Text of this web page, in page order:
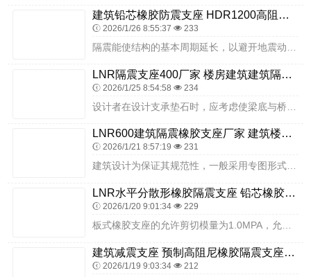
建筑铅芯橡胶防震支座 HDR1200高阻尼橡胶隔震支座什么价格 FPS-AS2A隔震支座源头工厂
2026/1/26 8:55:37 233
LNR隔震支座400厂家 楼房建筑建筑隔震支座 建筑橡胶组合隔震支座厂家
2026/1/25 8:54:58 234
LNR600建筑隔震橡胶支座厂家 建筑楼梯减震支座生产厂家 建筑铅芯防震支座厂商厂家
2026/1/21 8:57:19 231
建筑设计为保证其规范性，一般采用专图形式进行设计，各设计院在设计中直接根据实际情况进行选图设计。目前形成专图的支座产品主要有铸钢支座（包括摇轴、辊轴和铰轴支座）...
LNR水平分散形橡胶隔震支座 铅芯橡胶隔震支座生产厂家 建筑支墩隔震支座LRB600-II
2026/1/20 9:01:34 229
建筑减震支座 预制高阻尼橡胶隔震支座源头工厂 橡胶型隔震支座生产厂家
2026/1/19 9:03:34 212